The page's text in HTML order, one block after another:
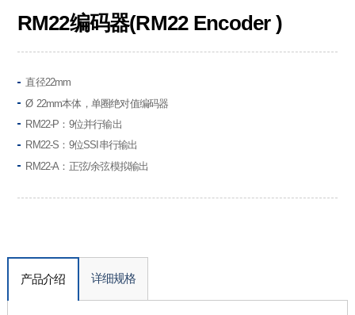
RM22编码器(RM22 Encoder )
直径22mm
Ø 22mm本体，单圈绝对值编码器
RM22-P：9位并行输出
RM22-S：9位SSI串行输出
RM22-A：正弦/余弦模拟输出
产品介绍 详细规格